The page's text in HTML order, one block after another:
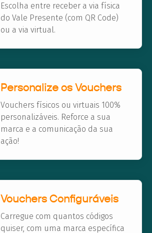
Escolha entre receber a via física
do Vale Presente (com QR Code)
ou a via virtual.
Personalize os Vouchers
Vouchers físicos ou virtuais 100%
personalizáveis. Reforce a sua
marca e a comunicação da sua
ação!
Vouchers Configuráveis
Carregue com quantos códigos
quiser, com uma marca específica